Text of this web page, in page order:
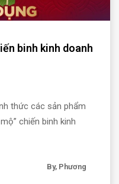
binh kinh doanh
thức các sản phẩm
chiến binh kinh
By, Phương